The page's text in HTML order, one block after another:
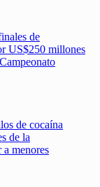
de
US$250 millones
de cocaína
de la
menores